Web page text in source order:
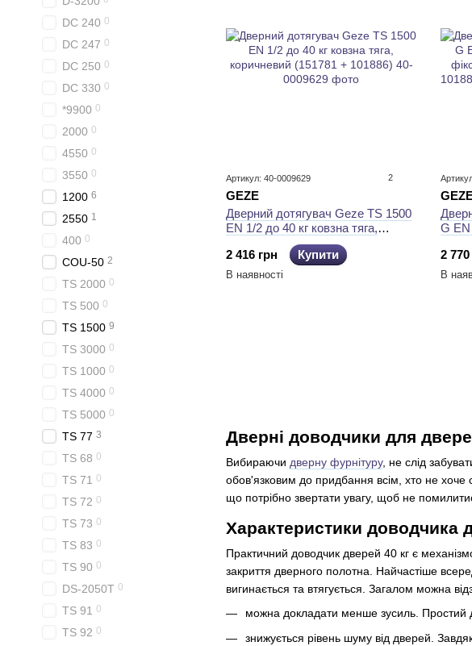
Дверні доводчики для
Вибираючи дверну фурнітуру, не слід
обов'язковим до придбання всім, хто не хоче
що потрібно звертати увагу, щоб не
Характеристики доводчика
Практичний доводчик дверей 40 кг є
закриття дверного полотна. Найчастіше
вигинається та втягується. Загалом можна
можна докладати менше зусиль. Простий
знижується рівень шуму від дверей.
Артикул: 40-0009629 2
GEZE
Дверний дотягувач Geze TS 1500
EN 1/2 до 40 кг ковзна тяга,
коричневий (151781 + 101886)
2 416 грн
Купити
В наявності
G EN
2 770
В
DC 240 0
DC 247 0
DC 250 0
DC 330 0
*9900 0
2000 0
4550 0
3550 0
1200 6
2550 1
400 0
COU-50 2
TS 2000 0
TS 500 0
TS 1500 9
TS 3000 0
TS 1000 0
TS 4000 0
TS 5000 0
TS 77 3
TS 68 0
TS 71 0
TS 72 0
TS 73 0
TS 83 0
TS 90 0
DS-2050T 0
TS 91 0
TS 92 0